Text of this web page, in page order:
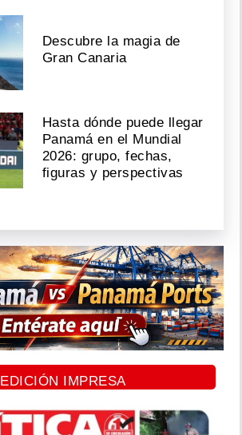
Descubre la magia de
Gran Canaria
Hasta dónde puede llegar
Panamá en el Mundial
2026: grupo, fechas,
figuras y perspectivas
EDICIÓN IMPRESA